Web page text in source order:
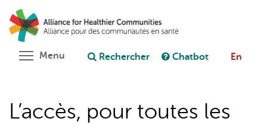
Aller
au
contenu
principal
Poser une question au chatbot
Menu Toggle menu visibility
Rechercher Chatbot En
L’accès, pour toutes les